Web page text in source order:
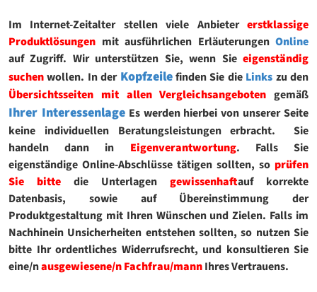
Im Internet-Zeitalter stellen viele Anbieter erstklassige
Produktlösungen mit ausführlichen Erläuterungen Online
auf Zugriff. Wir unterstützen Sie, wenn Sie eigenständig
suchenwollen. In der Kopfzeile finden Sie die Links zu den
Übersichtsseiten mit allen Vergleichsangeboten gemäß
Ihrer InteressenlageEs werden hierbei von unserer Seite
keine individuellen Beratungsleistungen erbracht. Sie
handeln dann in Eigenverantwortung. Falls Sie
eigenständige Online-Abschlüsse tätigen sollten, so prüfen
Sie bitte die Unterlagen gewissenhaftauf korrekte
Datenbasis, sowie auf Übereinstimmung der
Produktgestaltung mit Ihren Wünschen und Zielen. Falls im
Nachhinein Unsicherheiten entstehen sollten, so nutzen Sie
bitte Ihr ordentliches Widerrufsrecht, und konsultieren Sie
eine/nausgewiesene/n Fachfrau/mannIhres Vertrauens.